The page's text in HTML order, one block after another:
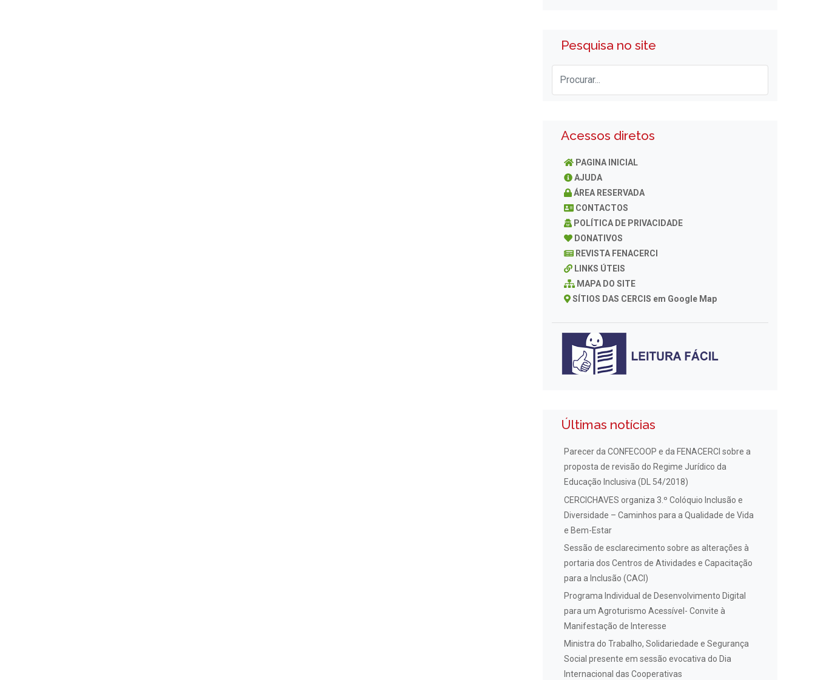
Pesquisa no site
Acessos diretos
PAGINA INICIAL
AJUDA
ÁREA RESERVADA
CONTACTOS
POLÍTICA DE PRIVACIDADE
DONATIVOS
REVISTA FENACERCI
LINKS ÚTEIS
MAPA DO SITE
SÍTIOS DAS CERCIS em Google Map
Últimas notícias
Parecer da CONFECOOP e da FENACERCI sobre a
proposta de revisão do Regime Jurídico da
Educação Inclusiva (DL 54/2018)
CERCICHAVES organiza 3.º Colóquio Inclusão e
Diversidade – Caminhos para a Qualidade de Vida
e Bem-Estar
Sessão de esclarecimento sobre as alterações à
portaria dos Centros de Atividades e Capacitação
para a Inclusão (CACI)
Programa Individual de Desenvolvimento Digital
para um Agroturismo Acessível- Convite à
Manifestação de Interesse
Ministra do Trabalho, Solidariedade e Segurança
Social presente em sessão evocativa do Dia
Internacional das Cooperativas